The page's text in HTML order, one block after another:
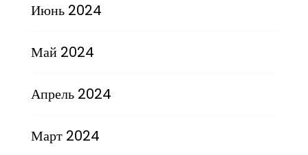
Июнь 2024
Май 2024
Апрель 2024
Март 2024